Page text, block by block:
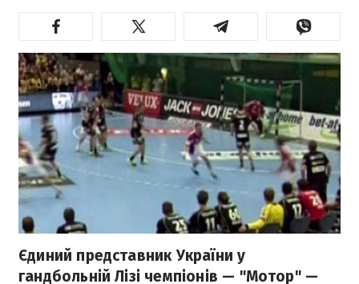
Єдиний представник України у
гандбольній Лізі чемпіонів — "Мотор" —